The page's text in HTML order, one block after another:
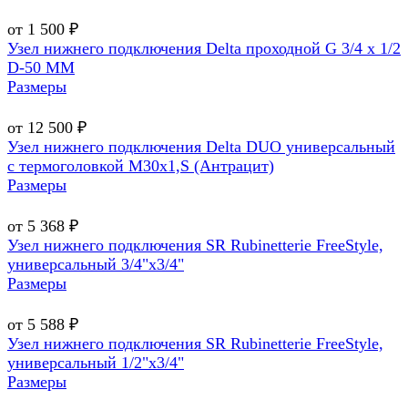
от 1 500 ₽
Узел нижнего подключения Delta проходной G 3/4 х 1/2
D-50 MM
Размеры
от 12 500 ₽
Узел нижнего подключения Delta DUO универсальный
с термоголовкой М30х1,Ѕ (Антрацит)
Размеры
от 5 368 ₽
Узел нижнего подключения SR Rubinetterie FreeStyle,
универсальный 3/4"х3/4"
Размеры
от 5 588 ₽
Узел нижнего подключения SR Rubinetterie FreeStyle,
универсальный 1/2"х3/4"
Размеры